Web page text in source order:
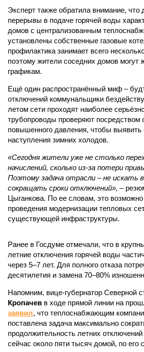
Эксперт также обратила внимание, что
перерывы в подаче горячей воды
домов с централизованным
установлены собственные газовые
профилактика занимает всего
поэтому жители соседних домов могут
графикам.
Ещё один распространённый миф –
отключений коммунальщики
летом сети проходят наиболее
трубопроводы проверяют посредством
повышенного давления, чтобы
наступления зимних холодов.
«Сегодня жители уже не столько
начислений, сколько из-за потери
Поэтому задача отрасли – не искать
сокращать сроки отключений», –
Цыганкова. По ее словам, это возможно
проведения модернизации тепловых
существующей инфраструктуры.
Ранее в Госдуме отмечали, что в
летние отключения горячей воды
через 5–7 лет. Для полного отказа
десятилетия и замена 70–80%
Напомним, вице-губернатор Северной
Кропачев в ходе прямой линии на
заявил, что теплоснабжающим
поставлена задача максимально
продолжительность летних
сейчас около пяти тысяч домой, по его